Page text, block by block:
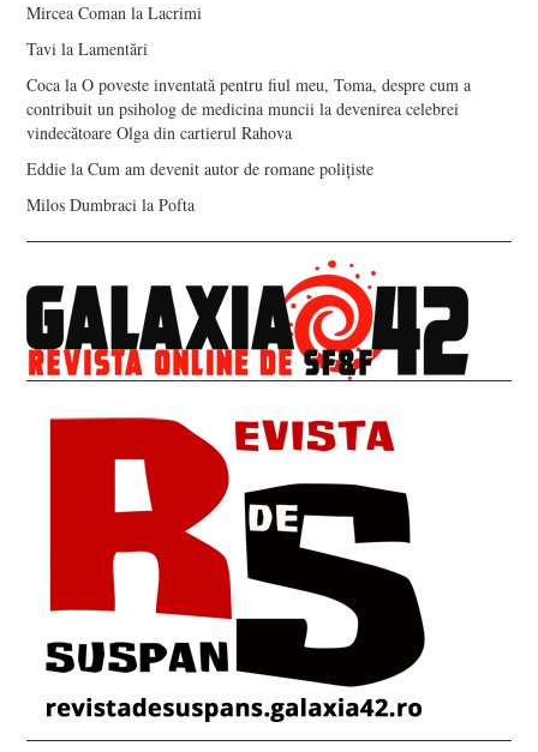
Mircea Coman laLacrimi
Tavi laLamentări
Coca laO poveste inventată pentru fiul meu, Toma, despre cum a
contribuit un psiholog de medicina muncii la devenirea celebrei
vindecătoare Olga din cartierul Rahova
Eddie laCum am devenit autor de romane polițiste
Milos Dumbraci laPofta